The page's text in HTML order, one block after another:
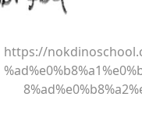
https://